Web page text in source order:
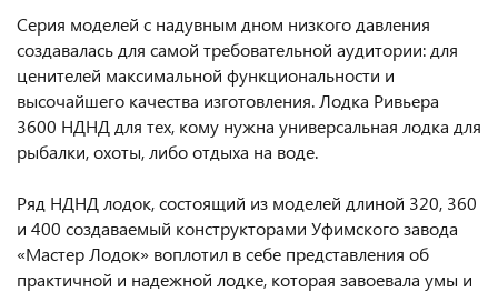
Серия моделей с надувным дном низкого давления
создавалась для самой требовательной аудитории: для
ценителей максимальной функциональности и
высочайшего качества изготовления. Лодка Ривьера
3600 НДНД для тех, кому нужна универсальная лодка для
рыбалки, охоты, либо отдыха на воде.
Ряд НДНД лодок, состоящий из моделей длиной 320, 360
и 400 создаваемый конструкторами Уфимского завода
«Мастер Лодок» воплотил в себе представления об
практичной и надежной лодке, которая завоевала умы и